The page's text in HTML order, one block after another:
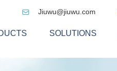
 Jiuwu@jiuwu.com
SOLUTIONS